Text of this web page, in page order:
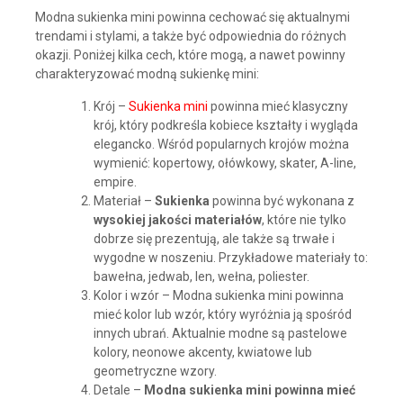
Modna sukienka mini powinna cechować się aktualnymi
trendami i stylami, a także być odpowiednia do różnych
okazji. Poniżej kilka cech, które mogą, a nawet powinny
charakteryzować modną sukienkę mini:
Krój – Sukienka mini powinna mieć klasyczny
krój, który podkreśla kobiece kształty i wygląda
elegancko. Wśród popularnych krojów można
wymienić: kopertowy, ołówkowy, skater, A-line,
empire.
Materiał – Sukienka powinna być wykonana z
wysokiej jakości materiałów, które nie tylko
dobrze się prezentują, ale także są trwałe i
wygodne w noszeniu. Przykładowe materiały to:
bawełna, jedwab, len, wełna, poliester.
Kolor i wzór – Modna sukienka mini powinna
mieć kolor lub wzór, który wyróżnia ją spośród
innych ubrań. Aktualnie modne są pastelowe
kolory, neonowe akcenty, kwiatowe lub
geometryczne wzory.
Detale – Modna sukienka mini powinna mieć